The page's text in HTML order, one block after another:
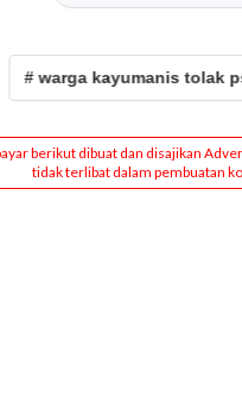
# warga kayumanis tolak psel